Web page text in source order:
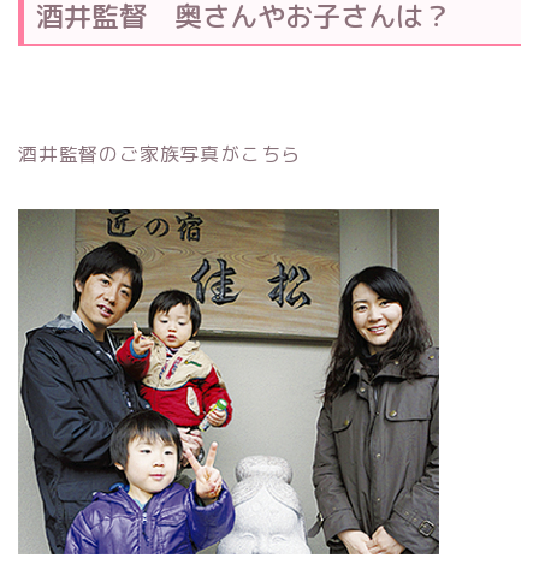
酒井監督 奥さんやお子さんは？
酒井監督のご家族写真がこちら